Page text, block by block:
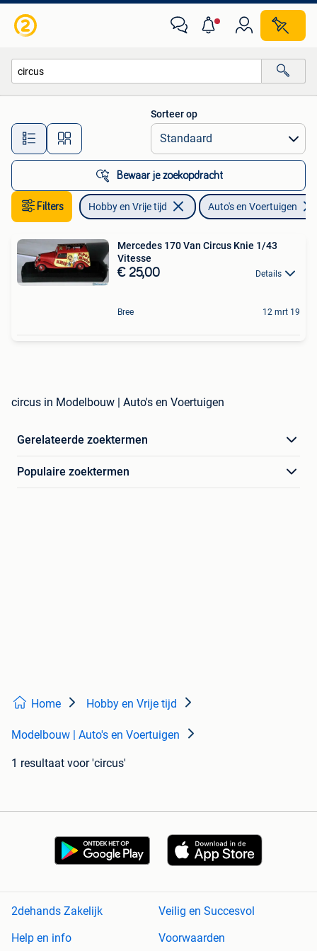
Alle afstanden…
Sorteer op
Bewaar je zoekopdracht
Filters Hobby en Vrije tijd Auto's en Voertuigen
Mercedes 170 Van Circus Knie 1/43
Vitesse
€ 25,00 Details
Bree 12 mrt 19
circus in Modelbouw | Auto's en Voertuigen
Gerelateerde zoektermen
Populaire zoektermen
Home Hobby en Vrije tijd
Modelbouw | Auto's en Voertuigen
1 resultaat voor 'circus'
2dehands Zakelijk
Veilig en Succesvol
Help en info
Voorwaarden